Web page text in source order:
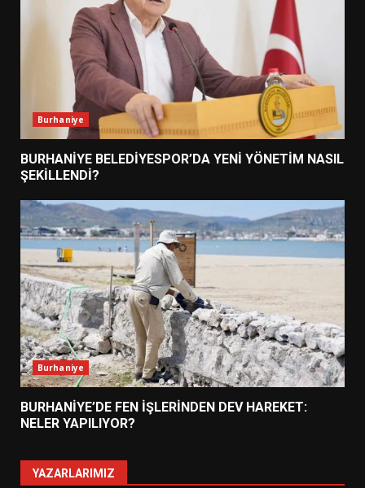
Burhaniye
BURHANİYE BELEDİYESPOR’DA YENİ YÖNETİM NASIL
ŞEKİLLENDİ?
Burhaniye
BURHANİYE’DE FEN İŞLERİNDEN DEV HAREKET:
NELER YAPILIYOR?
YAZARLARIMIZ